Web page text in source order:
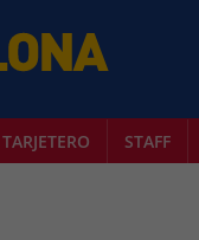
TARJETERO STAFF